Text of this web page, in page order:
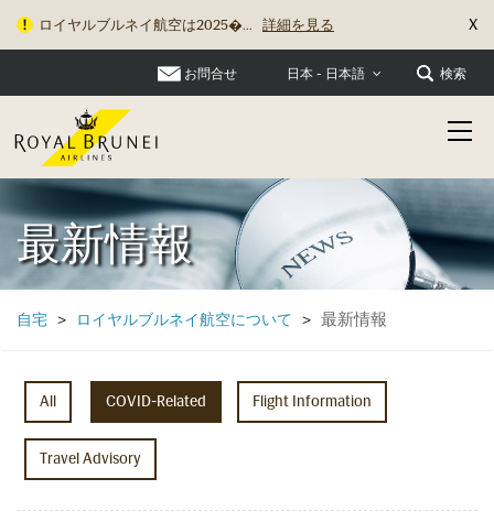
ロイヤルブルネイ航空は2025�... 詳細を見る X
お問合せ 日本 - 日本語 検索
最新情報
自宅 > ロイヤルブルネイ航空について > 最新情報
All COVID-Related Flight Information
Travel Advisory